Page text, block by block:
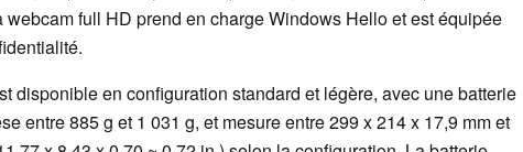
webcam full HD prend en charge Windows Hello et est équipée
disponible en configuration standard et légère, avec une batterie
entre 885 g et 1 031 g, et mesure entre 299 x 214 x 17,9 mm et